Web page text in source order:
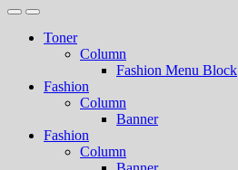
Toner
Column
Fashion Menu Block
Fashion
Column
Banner
Fashion
Column